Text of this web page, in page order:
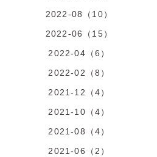
2022-08（10）
2022-06（15）
2022-04（6）
2022-02（8）
2021-12（4）
2021-10（4）
2021-08（4）
2021-06（2）